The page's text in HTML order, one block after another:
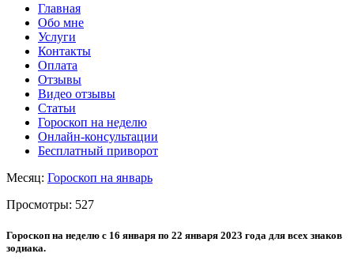
Главная
Обо мне
Услуги
Контакты
Оплата
Отзывы
Видео отзывы
Статьи
Гороскоп на неделю
Онлайн-консультации
Бесплатный приворот
Месяц: Гороскоп на январь
Просмотры: 527
Гороскоп на неделю с 16 января по 22 января 2023 года для всех знаков
зодиака.